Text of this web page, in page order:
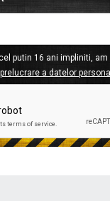
putin 16 ani impliniti,
a datelor